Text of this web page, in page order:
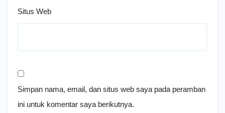
Situs Web
Simpan nama, email, dan situs web saya pada peramban
ini untuk komentar saya berikutnya.